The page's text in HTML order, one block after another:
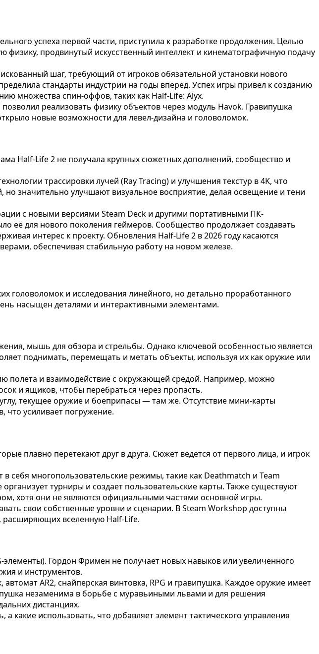
успеха первой части, приступила к разработке продолжения. Целью
продвинутый искусственный интеллект и кинематографичную подачу
шаг, требующий от игроков обязательной установки нового
стандарты индустрии на годы вперед. Успех игры привел к созданию
множества спин-оффов, таких как Half-Life: Alyx.
реализовать физику объектов через модуль Havok. Гравипушка
новые возможности для левел-дизайна и головоломок.
Half-Life 2 не получала крупных сюжетных дополнений, сообщество и
трассировки лучей (Ray Tracing) и улучшения текстур в 4K, что
значительно улучшают визуальное восприятие, делая освещение и тени
с новыми версиями Steam Deck и другими портативными ПК-
её для нового поколения геймеров. Сообщество продолжает создавать
интерес к проекту. Обновления Half-Life 2 в 2026 году касаются
обеспечивая стабильную работу на новом железе.
головоломок и исследования линейного, но детально проработанного
насыщен деталями и интерактивными элементами.
мышь для обзора и стрельбы. Однако ключевой особенностью является
поднимать, перемещать и метать объекты, используя их как оружие или
полета и взаимодействие с окружающей средой. Например, можно
и ящиков, чтобы перебраться через пропасть.
текущее оружие и боеприпасы — там же. Отсутствие мини-карты
что усиливает погружение.
плавно перетекают друг в друга. Сюжет ведется от первого лица, и игрок
себя многопользовательские режимы, такие как Deathmatch и Team
турниры и создает пользовательские карты. Также существуют
хотя они не являются официальными частями основной игры.
свои собственные уровни и сценарии. В Steam Workshop доступны
расширяющих вселенную Half-Life.
Гордон Фримен не получает новых навыков или увеличенного
и инструментов.
AR2, снайперская винтовка, RPG и гравипушка. Каждое оружие имеет
незаменима в борьбе с муравьиными львами и для решения
дистанциях.
какие использовать, что добавляет элемент тактического управления